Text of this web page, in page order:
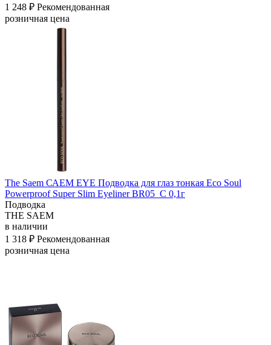
1 248 ₽ Рекомендованная
розничная цена
The Saem САЕМ EYE Подводка для глаз тонкая Eco Soul
Powerproof Super Slim Eyeliner BR05_C 0,1г
Подводка
THE SAEM
в наличии
1 318 ₽ Рекомендованная
розничная цена